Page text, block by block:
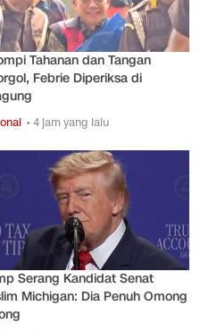
Tahanan dan Tangan
Febrie Diperiksa di
• 4 jam yang lalu
Serang Kandidat Senat
Michigan: Dia Penuh Omong